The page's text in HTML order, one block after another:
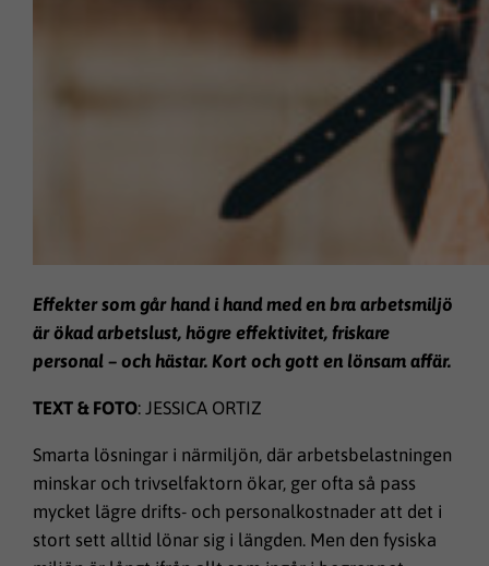
Effekter som går hand i hand med en bra arbetsmiljö
är ökad arbetslust, högre effektivitet, friskare
personal – och hästar. Kort och gott en lönsam affär.
TEXT & FOTO: JESSICA ORTIZ
Smarta lösningar i närmiljön, där arbetsbelastningen
minskar och trivselfaktorn ökar, ger ofta så pass
mycket lägre drifts- och personalkostnader att det i
stort sett alltid lönar sig i längden. Men den fysiska